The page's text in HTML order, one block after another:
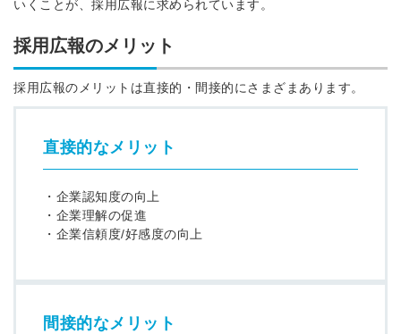
いくことが、採用広報に求められています。
採用広報のメリット
採用広報のメリットは直接的・間接的にさまざまあります。
直接的なメリット
・企業認知度の向上
・企業理解の促進
・企業信頼度/好感度の向上
間接的なメリット